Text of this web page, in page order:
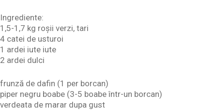
Ingrediente:
1,5-1,7 kg roșii verzi, tari
4 catei de usturoi
1 ardei iute iute
2 ardei dulci
frunză de dafin (1 per borcan)
piper negru boabe (3-5 boabe într-un borcan)
verdeata de marar dupa gust